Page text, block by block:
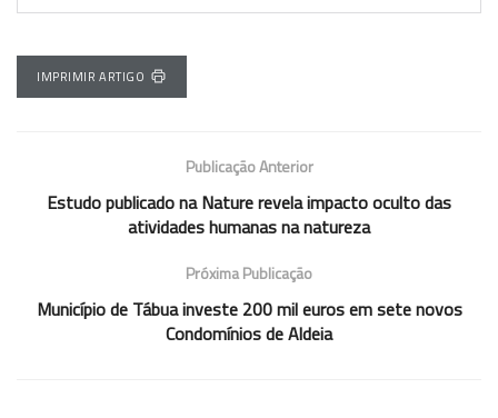
IMPRIMIR ARTIGO
Publicação Anterior
Estudo publicado na Nature revela impacto oculto das
atividades humanas na natureza
Próxima Publicação
Município de Tábua investe 200 mil euros em sete novos
Condomínios de Aldeia